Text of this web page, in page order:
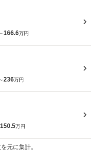
166.6万円
236万円
150.5万円
元に集計。